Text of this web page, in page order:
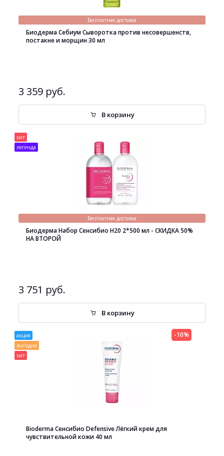
Бесплатная доставка
Биодерма Себиум Сыворотка против несовершенств,
постакне и морщин 30 мл
3 359 руб.
В корзину
хит
легенда
Бесплатная доставка
Биодерма Набор Сенсибио H20 2*500 мл - СКИДКА 50%
НА ВТОРОЙ
3 751 руб.
В корзину
акция
выгодно
хит
Bioderma Сенсибио Defensive Лёгкий крем для
чувствительной кожи 40 мл
-10%